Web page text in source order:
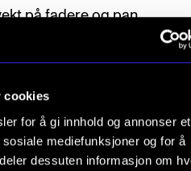
cookies
for å gi innhold og annonser et
mediefunksjoner og for å
dessuten informasjon om
på fadere og pan
fadere, pan, eq og
man jobber med rytmisk
på vokal